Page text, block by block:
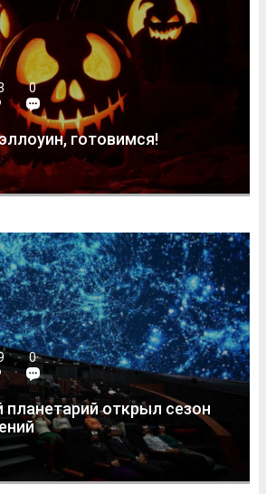
0
готовимся!
0
планетарий открыл сезон